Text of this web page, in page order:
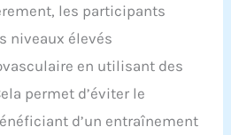
les participants
niveaux élevés
en utilisant des
permet d’éviter le
d’un entraînement